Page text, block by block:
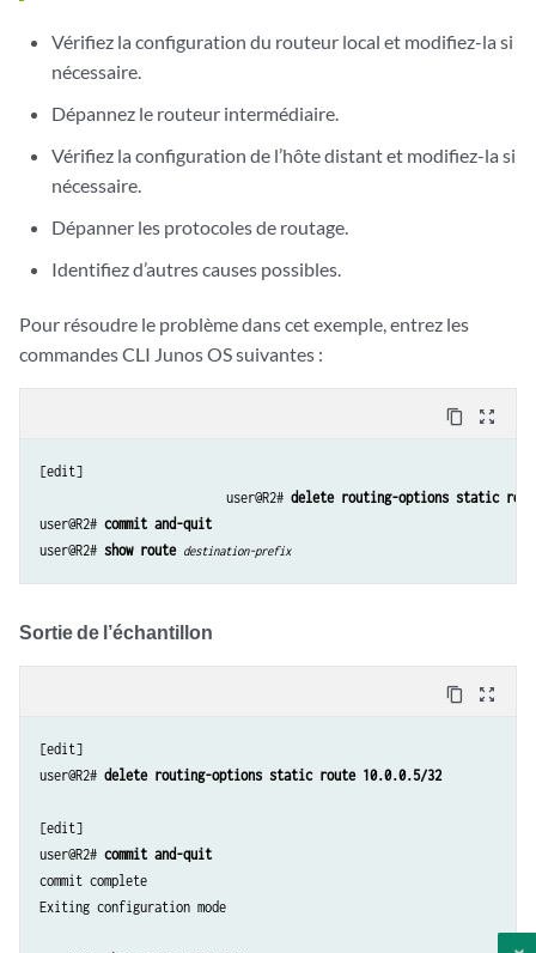
Vérifiez la configuration du routeur local et modifiez-la si
nécessaire.
Dépannez le routeur intermédiaire.
Vérifiez la configuration de l’hôte distant et modifiez-la si
nécessaire.
Dépanner les protocoles de routage.
Identifiez d’autres causes possibles.
Pour résoudre le problème dans cet exemple, entrez les
commandes CLI Junos OS suivantes :
content_copy zoom_out_map
[edit]
                          user@R2#
delete routing-options static
user@R2# commit and-quit
user@R2# show route destination-prefix
Sortie de l’échantillon
content_copy zoom_out_map
[edit]
user@R2# delete routing-options static route 10.0.0.5/32
[edit]
user@R2# commit and-quit
commit complete
Exiting configuration mode